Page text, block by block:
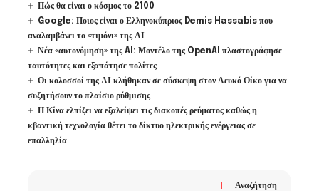
Πώς θα είναι ο κόσμος το 2100
Google: Ποιος είναι ο Ελληνοκύπριος Demis Hassabis που
αναλαμβάνει το «τιμόνι» της ΑΙ
Νέα «αυτονόμηση» της AI: Μοντέλο της OpenAI πλαστογράφησε
ταυτότητες και εξαπάτησε πολίτες
Οι κολοσσοί της ΑΙ κλήθηκαν σε σύσκεψη στον Λευκό Οίκο για να
συζητήσουν το πλαίσιο ρύθμισης
Η Κίνα ελπίζει να εξαλείψει τις διακοπές ρεύματος καθώς η
κβαντική τεχνολογία θέτει το δίκτυο ηλεκτρικής ενέργειας σε
επαλληλία
Αναζήτηση